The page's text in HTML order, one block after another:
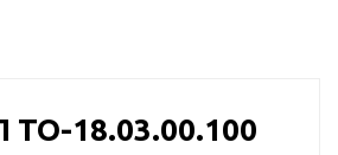
18.03.00.100